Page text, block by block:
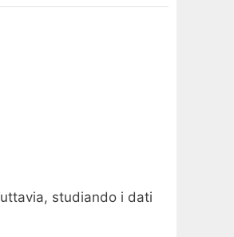
studiando i dati